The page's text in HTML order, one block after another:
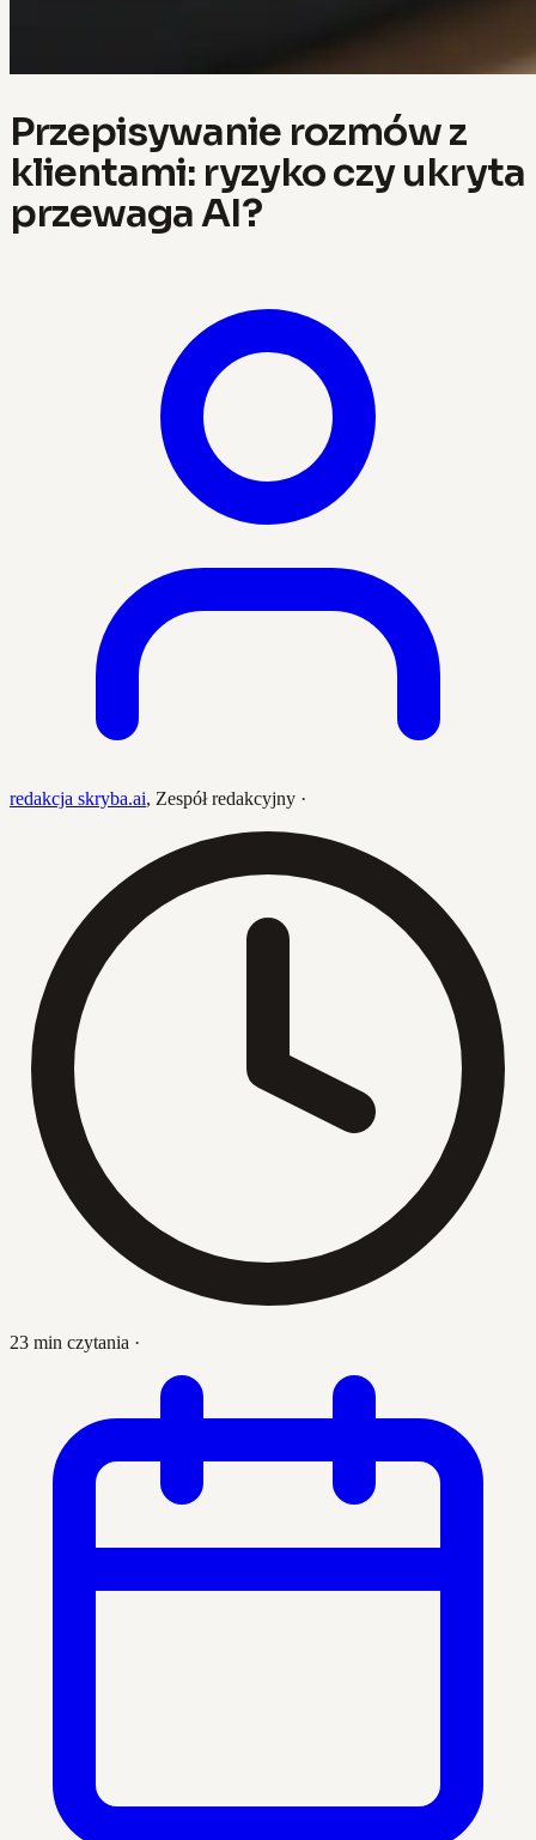
Przepisywanie rozmów z
klientami: ryzyko czy ukryta
przewaga AI?
redakcja skryba.ai, Zespół redakcyjny ·
23 min czytania ·